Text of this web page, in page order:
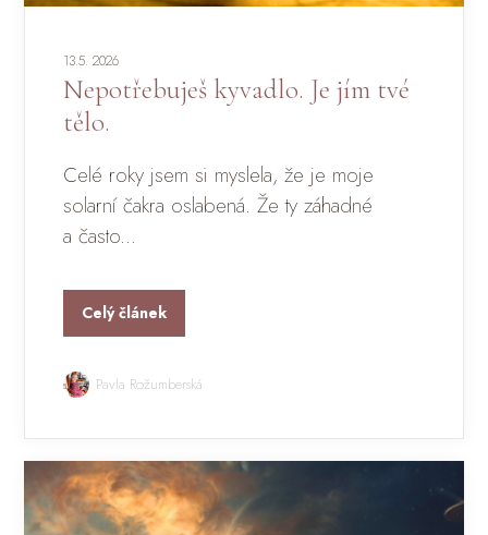
13.5. 2026
Nepotřebuješ kyvadlo. Je jím tvé
tělo.
Celé roky jsem si myslela, že je moje
solarní čakra oslabená. Že ty záhadné
a často...
Celý článek
Pavla Rožumberská